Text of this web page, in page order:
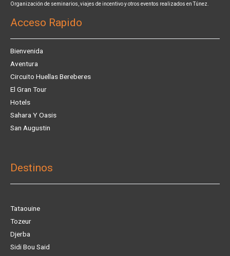
Organización de seminarios, viajes de incentivo y otros eventos realizados en Túnez.
Acceso Rapido
Bienvenida
Aventura
Circuito Huellas Bereberes
El Gran Tour
Hotels
Sahara Y Oasis
San Augustin
Destinos
Tataouine
Tozeur
Djerba
Sidi Bou Said